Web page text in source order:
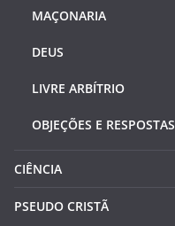
MAÇONARIA
DEUS
LIVRE ARBÍTRIO
OBJEÇÕES E RESPOSTAS
CIÊNCIA
PSEUDO CRISTÃ